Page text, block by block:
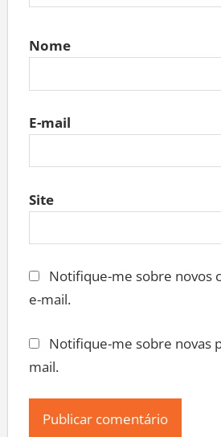
Nome
E-mail
Site
Notifique-me sobre novos
e-mail.
Notifique-me sobre novas
mail.